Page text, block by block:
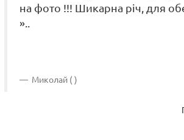
на фото !!! Шикарна річ, для
»..
Миколай ( )